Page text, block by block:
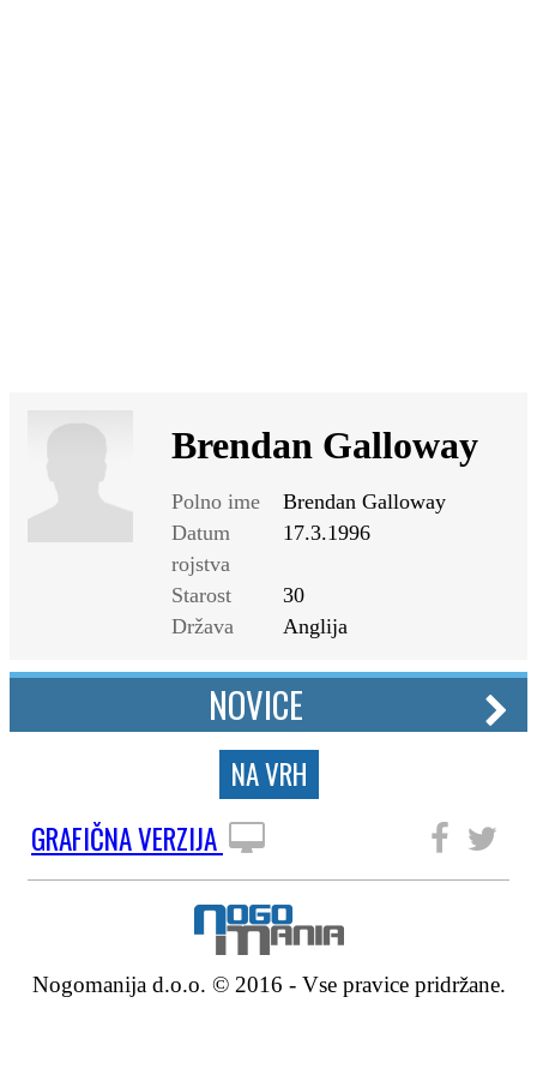
Brendan Galloway
Polno ime
Brendan Galloway
Datum
rojstva
17.3.1996
Starost
30
Država
Anglija
NOVICE
NA VRH
GRAFIČNA VERZIJA
Nogomanija d.o.o. © 2016 - Vse pravice pridržane.